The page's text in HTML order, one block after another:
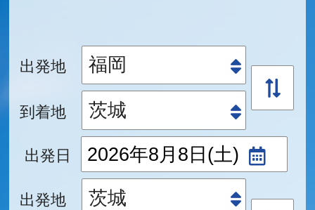
出発地
到着地
出発日
出発地